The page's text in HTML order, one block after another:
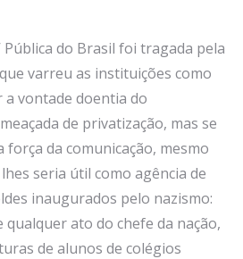
do Brasil foi tragada pela
varreu as instituições como
vontade doentia do
de privatização, mas se
força da comunicação, mesmo
seria útil como agência de
inaugurados pelo nazismo:
qualquer ato do chefe da nação,
de alunos de colégios